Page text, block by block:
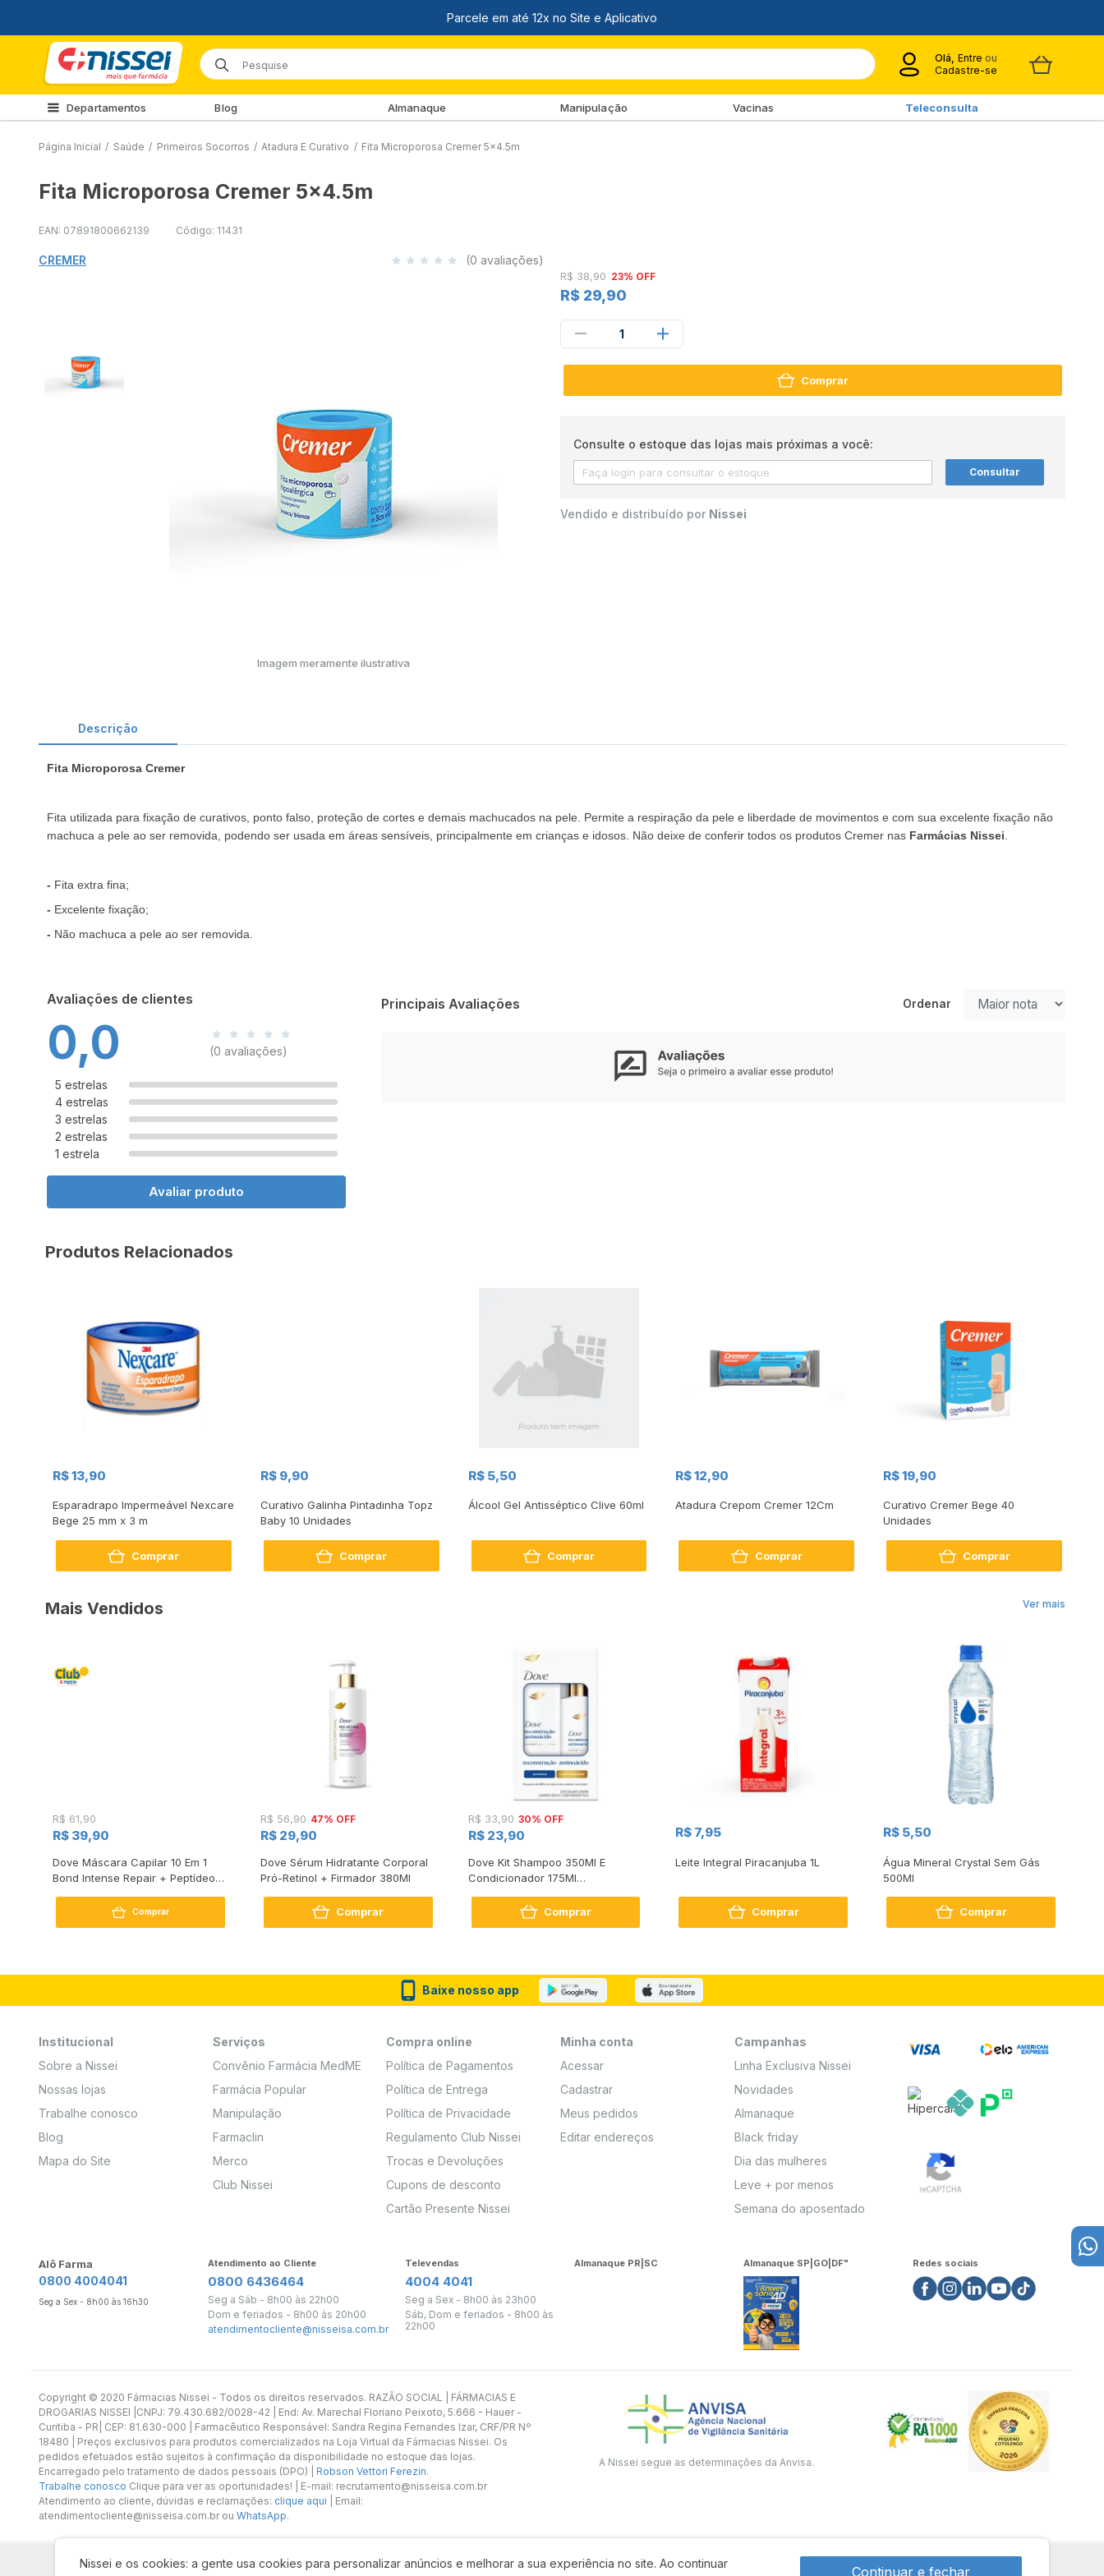
Olá, Entre ou
Cadastre-se
Departamentos Blog Almanaque Manipulação Vacinas Teleconsulta
Página Inicial / Saúde / Primeiros Socorros / Atadura E Curativo / Fita Microporosa Cremer 5x4.5m
Fita Microporosa Cremer 5x4.5m
EAN: 07891800662139 Código: 11431
CREMER (0 avaliações)
Imagem meramente ilustrativa
R$ 38,90 23% OFF
R$ 29,90
1
Comprar
Consulte o estoque das lojas mais próximas a você:
Consultar
Vendido e distribuído por Nissei
Descrição
Fita Microporosa Cremer
Fita utilizada para fixação de curativos, ponto falso, proteção de cortes e demais machucados na pele. Permite a respiração da pele e liberdade de movimentos e com sua excelente fixação não
machuca a pele ao ser removida, podendo ser usada em áreas sensíveis, principalmente em crianças e idosos. Não deixe de conferir todos os produtos Cremer nas Farmácias Nissei
- Fita extra fina;
- Excelente fixação;
- Não machuca a pele ao ser removida.
Avaliações de clientes
0,0 (0 avaliações)
5 estrelas
4 estrelas
3 estrelas
2 estrelas
1 estrela
Avaliar produto
Principais Avaliações Ordenar
Produtos Relacionados
R$ 13,90
Esparadrapo Impermeável Nexcare
Bege 25 mm x 3 m
Comprar
R$ 9,90
Curativo Galinha Pintadinha Topz
Baby 10 Unidades
Comprar
R$ 5,50
Álcool Gel Antisséptico Clive 60ml
Comprar
R$ 12,90
Atadura Crepom Cremer 12Cm
Comprar
R$ 19,90
Curativo Cremer Bege 40
Unidades
Comprar
Ver mais
Mais Vendidos
R$ 61,90
R$ 39,90
Dove Máscara Capilar 10 Em 1
Bond Intense Repair + Peptídeo
Comprar
R$ 56,90 47% OFF
R$ 29,90
Dove Sérum Hidratante Corporal
Pró-Retinol + Firmador 380Ml
Comprar
R$ 33,90 30% OFF
R$ 23,90
Dove Kit Shampoo 350Ml E
Condicionador 175Ml
Comprar
R$ 7,95
Leite Integral Piracanjuba 1L
Comprar
R$ 5,50
Água Mineral Crystal Sem Gás
500Ml
Comprar
Nissei e os cookies: a gente usa cookies para personalizar anúncios e melhorar a sua experiência no site. Ao continuar
Continuar e fechar
Baixe nosso app
Institucional
Sobre a Nissei
Nossas lojas
Trabalhe conosco
Blog
Mapa do Site
Serviços
Convênio Farmácia MedME
Farmácia Popular
Manipulação
Farmaclin
Merco
Club Nissei
Compra online
Política de Pagamentos
Política de Entrega
Política de Privacidade
Regulamento Club Nissei
Trocas e Devoluções
Cupons de desconto
Cartão Presente Nissei
Minha conta
Acessar
Cadastrar
Meus pedidos
Editar endereços
Campanhas
Linha Exclusiva Nissei
Novidades
Almanaque
Black friday
Dia das mulheres
Leve + por menos
Semana do aposentado
Alô Farma
0800 4004041
Seg a Sex - 8h00 às 16h30
Atendimento ao Cliente
0800 6436464
Seg a Sáb - 8h00 às 22h00
Dom e feriados - 8h00 às 20h00
atendimentocliente@nisseisa.com.br
Televendas
4004 4041
Seg a Sex - 8h00 às 23h00
Sáb, Dom e feriados - 8h00 às
22h00
Almanaque PR|SC Almanaque SP|GO|DF" Redes sociais
Copyright ©️ 2020 Fármacias Nissei - Todos os direitos reservados. RAZÃO SOCIAL | FÁRMACIAS E
DROGARIAS NISSEI |CNPJ: 79.430.682/0028-42 | End: Av. Marechal Floriano Peixoto, 5.666 - Hauer -
Curitiba - PR| CEP: 81.630-000 | Farmacêutico Responsável: Sandra Regina Fernandes Izar, CRF/PR Nº
18480 | Preços exclusivos para produtos comercializados na Loja Virtual da Fármacias Nissei. Os
pedidos efetuados estão sujeitos à confirmação da disponibilidade no estoque das lojas.
Encarregado pelo tratamento de dados pessoais (DPO) | Robson Vettori Ferezin.
Trabalhe conosco Clique para ver as oportunidades! | E-mail: recrutamento@nisseisa.com.br
Atendimento ao cliente, dúvidas e reclamações: clique aqui | Email:
atendimentocliente@nisseisa.com.br ou WhatsApp.
A Nissei segue as determinações da Anvisa.
Desenvolvido por: